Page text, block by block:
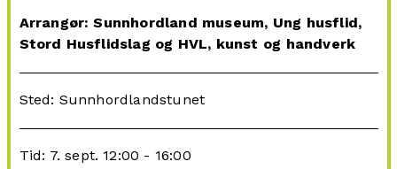
Arrangør: Sunnhordland museum, Ung husflid,
Stord Husflidslag og HVL, kunst og handverk
Sted: Sunnhordlandstunet
Tid: 7. sept. 12:00 - 16:00